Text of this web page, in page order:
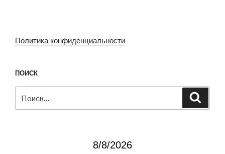
Политика конфиденциальности
ПОИСК
8/8/2026